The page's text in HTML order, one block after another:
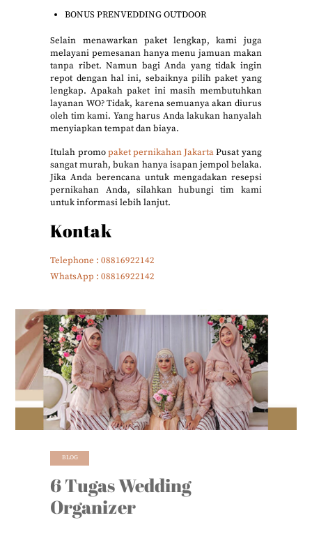
BONUS PRENVEDDING OUTDOOR
Selain menawarkan paket lengkap, kami juga
melayani pemesanan hanya menu jamuan makan
tanpa ribet. Namun bagi Anda yang tidak ingin
repot dengan hal ini, sebaiknya pilih paket yang
lengkap. Apakah paket ini masih membutuhkan
layanan WO? Tidak, karena semuanya akan diurus
oleh tim kami. Yang harus Anda lakukan hanyalah
menyiapkan tempat dan biaya.
Itulah promopaket pernikahan JakartaPusat yang
sangat murah, bukan hanya isapan jempol belaka.
Jika Anda berencana untuk mengadakan resepsi
pernikahan Anda, silahkan hubungi tim kami
untuk informasi lebih lanjut.
Kontak
Telephone : 08816922142
WhatsApp : 08816922142
6 Tugas Wedding
Organizer
BLOG